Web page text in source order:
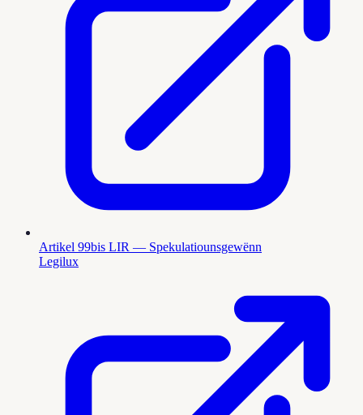
Artikel 99bis LIR — Spekulatiounsgewënn
Legilux